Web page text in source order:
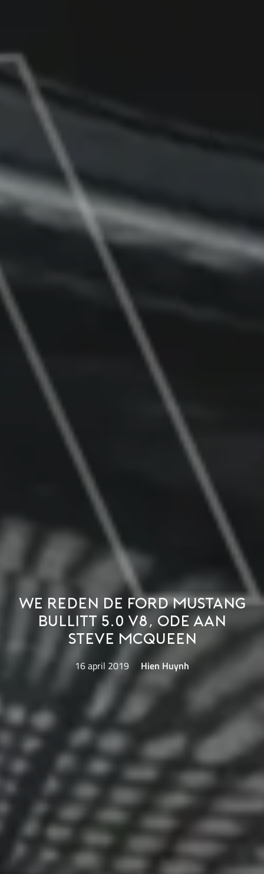
We reden de Ford Mustang
Bullitt 5.0 V8, ode aan
Steve McQueen
16 april 2019 Hien Huynh